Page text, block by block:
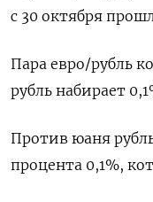
с 30 октября
Пара евро/рубль
рубль набирает
Против юаня
процента 0,1%,